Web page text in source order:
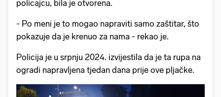
policajcu, bila je otvorena.
- Po meni je to mogao napraviti samo zaštitar, što
pokazuje da je krenuo za nama - rekao je.
Policija je u srpnju 2024. izvijestila da je ta rupa na
ogradi napravljena tjedan dana prije ove pljačke.